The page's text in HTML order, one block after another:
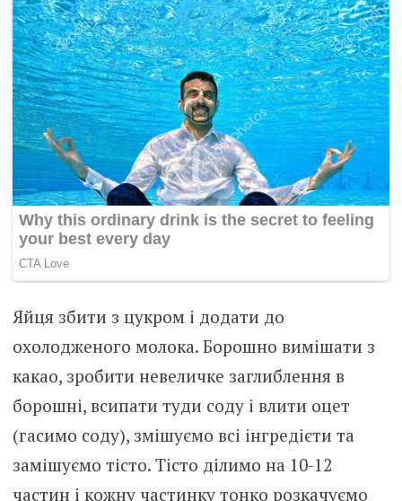
Яйця збити з цукром і додати до
охолодженого молока. Борошно вимішати з
какао, зробити невеличке заглиблення в
борошні, всипати туди соду і влити оцет
(гасимо соду), змішуємо всі інгредієти та
замішуємо тісто. Тісто ділимо на 10-12
частин і кожну частинку тонко розкачуємо